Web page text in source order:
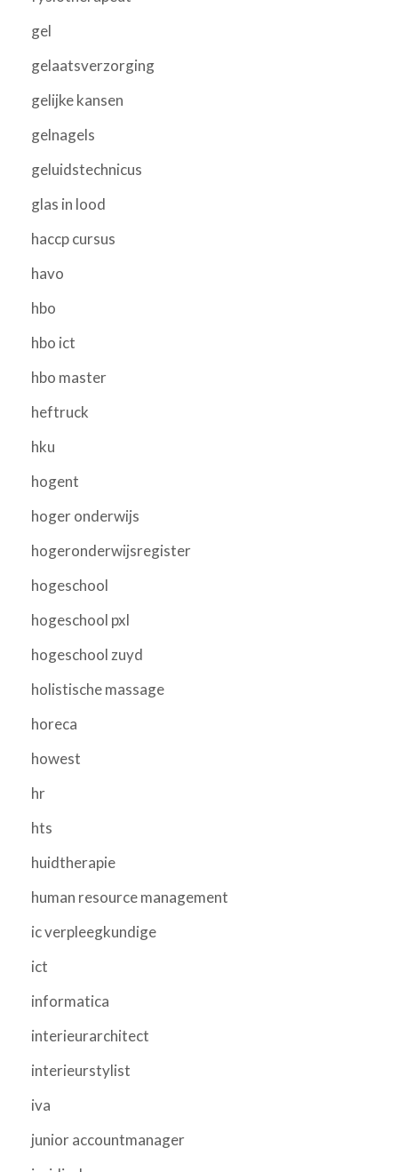
gel
gelaatsverzorging
gelijke kansen
gelnagels
geluidstechnicus
glas in lood
haccp cursus
havo
hbo
hbo ict
hbo master
heftruck
hku
hogent
hoger onderwijs
hogeronderwijsregister
hogeschool
hogeschool pxl
hogeschool zuyd
holistische massage
horeca
howest
hr
hts
huidtherapie
human resource management
ic verpleegkundige
ict
informatica
interieurarchitect
interieurstylist
iva
junior accountmanager